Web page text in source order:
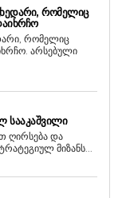
ᲠᲝᲛᲔᲚᲘᲪ
რომელიც
არსებული
ᲡᲐᲐᲙᲐᲨᲕᲘᲚᲘ
ღირსება და
მიზანს...